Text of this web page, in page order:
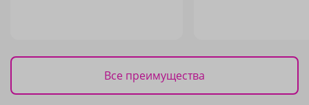
Все преимущества